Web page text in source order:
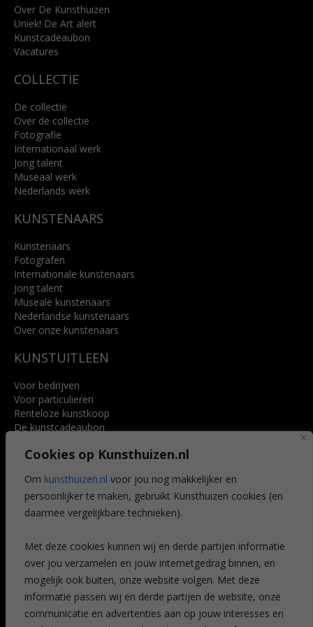
Cookies op Kunsthuizen.nl
Om kunsthuizen.nl voor jou nog makkelijker en
persoonlijker te maken, gebruikt Kunsthuizen cookies (en
daarmee vergelijkbare technieken).
Met deze cookies kunnen wij en derde partijen informatie
over jou verzamelen en jouw internetgedrag binnen, en
mogelijk ook buiten, onze website volgen. Met deze
informatie passen wij en derde partijen de website, onze
communicatie en advertenties aan op jouw interesses en
info@kunsthuisbreda.nl
Lees meer
Over De Kunsthuizen
Uniek! De Art alert
Kunstcadeaubon
Vacatures
COLLECTIE
De collectie
Over de collectie
Fotografie
Internationaal werk
Jong talent
Museaal werk
Nederlands werk
KUNSTENAARS
Kunstenaars
Fotografen
Internationale kunstenaars
Jong talent
Museale kunstenaars
Nederlandse kunstenaars
Over onze kunstenaars
KUNSTUITLEEN
Voor bedrijven
Voor particulieren
Renteloze kunstkoop
De kunstcadeaubon
Voordelen
Veelgestelde vragen
CONTACT
Leiden
Amsterdam
Breda
Favorieten
Mijn art alert